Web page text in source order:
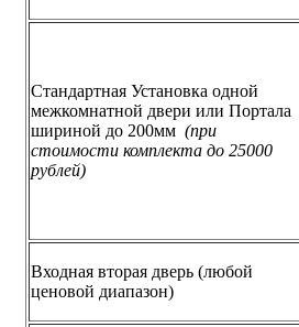
Стандартная Установка одной
межкомнатной двери или Портала
шириной до 200мм (при
стоимости комплекта до 25000
рублей)
Входная вторая дверь (любой
ценовой диапазон)